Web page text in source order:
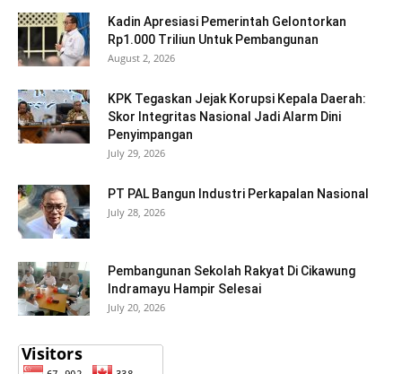
Kadin Apresiasi Pemerintah Gelontorkan
Rp1.000 Triliun Untuk Pembangunan
August 2, 2026
KPK Tegaskan Jejak Korupsi Kepala Daerah:
Skor Integritas Nasional Jadi Alarm Dini
Penyimpangan
July 29, 2026
PT PAL Bangun Industri Perkapalan Nasional
July 28, 2026
Pembangunan Sekolah Rakyat Di Cikawung
Indramayu Hampir Selesai
July 20, 2026